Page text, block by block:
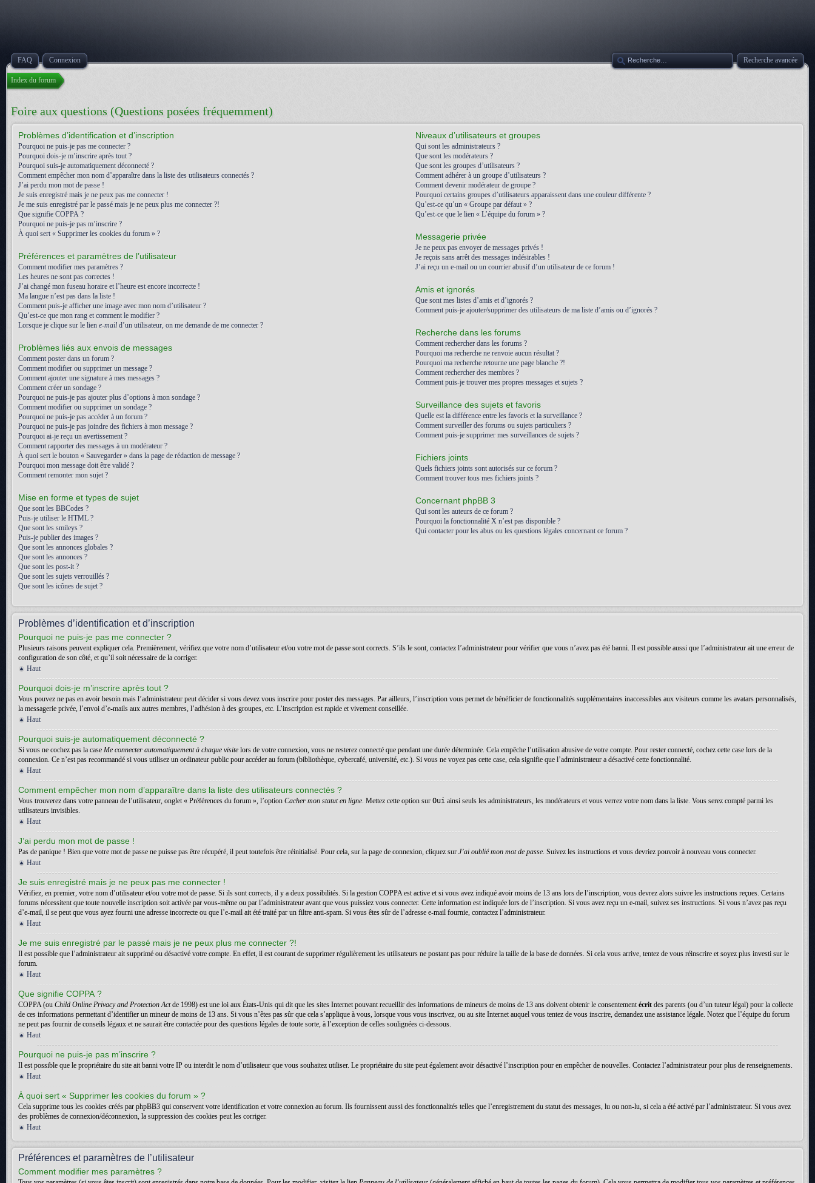
FAQ Connexion Recherche avancée
Index du forum
Foire aux questions (Questions posées fréquemment)
Problèmes d’identification et d’inscription
Pourquoi ne puis-je pas me connecter ?
Pourquoi dois-je m’inscrire après tout ?
Pourquoi suis-je automatiquement déconnecté ?
Comment empêcher mon nom d’apparaître dans la liste des utilisateurs connectés ?
J’ai perdu mon mot de passe !
Je suis enregistré mais je ne peux pas me connecter !
Je me suis enregistré par le passé mais je ne peux plus me connecter ?!
Que signifie COPPA ?
Pourquoi ne puis-je pas m’inscrire ?
À quoi sert « Supprimer les cookies du forum » ?
Préférences et paramètres de l’utilisateur
Comment modifier mes paramètres ?
Les heures ne sont pas correctes !
J’ai changé mon fuseau horaire et l’heure est encore incorrecte !
Ma langue n’est pas dans la liste !
Comment puis-je afficher une image avec mon nom d’utilisateur ?
Qu’est-ce que mon rang et comment le modifier ?
Lorsque je clique sur le lien e-mail d’un utilisateur, on me demande de me connecter ?
Problèmes liés aux envois de messages
Comment poster dans un forum ?
Comment modifier ou supprimer un message ?
Comment ajouter une signature à mes messages ?
Comment créer un sondage ?
Pourquoi ne puis-je pas ajouter plus d’options à mon sondage ?
Comment modifier ou supprimer un sondage ?
Pourquoi ne puis-je pas accéder à un forum ?
Pourquoi ne puis-je pas joindre des fichiers à mon message ?
Pourquoi ai-je reçu un avertissement ?
Comment rapporter des messages à un modérateur ?
À quoi sert le bouton « Sauvegarder » dans la page de rédaction de message ?
Pourquoi mon message doit être validé ?
Comment remonter mon sujet ?
Mise en forme et types de sujet
Que sont les BBCodes ?
Puis-je utiliser le HTML ?
Que sont les smileys ?
Puis-je publier des images ?
Que sont les annonces globales ?
Que sont les annonces ?
Que sont les post-it ?
Que sont les sujets verrouillés ?
Que sont les icônes de sujet ?
Niveaux d’utilisateurs et groupes
Qui sont les administrateurs ?
Que sont les modérateurs ?
Que sont les groupes d’utilisateurs ?
Comment adhérer à un groupe d’utilisateurs ?
Comment devenir modérateur de groupe ?
Pourquoi certains groupes d’utilisateurs apparaissent dans une couleur différente ?
Qu’est-ce qu’un « Groupe par défaut » ?
Qu’est-ce que le lien « L’équipe du forum » ?
Messagerie privée
Je ne peux pas envoyer de messages privés !
Je reçois sans arrêt des messages indésirables !
J’ai reçu un e-mail ou un courrier abusif d’un utilisateur de ce forum !
Amis et ignorés
Que sont mes listes d’amis et d’ignorés ?
Comment puis-je ajouter/supprimer des utilisateurs de ma liste d’amis ou d’ignorés ?
Recherche dans les forums
Comment rechercher dans les forums ?
Pourquoi ma recherche ne renvoie aucun résultat ?
Pourquoi ma recherche retourne une page blanche ?!
Comment rechercher des membres ?
Comment puis-je trouver mes propres messages et sujets ?
Surveillance des sujets et favoris
Quelle est la différence entre les favoris et la surveillance ?
Comment surveiller des forums ou sujets particuliers ?
Comment puis-je supprimer mes surveillances de sujets ?
Fichiers joints
Quels fichiers joints sont autorisés sur ce forum ?
Comment trouver tous mes fichiers joints ?
Concernant phpBB 3
Qui sont les auteurs de ce forum ?
Pourquoi la fonctionnalité X n’est pas disponible ?
Qui contacter pour les abus ou les questions légales concernant ce forum ?
Problèmes d’identification et d’inscription
Pourquoi ne puis-je pas me connecter ?
Plusieurs raisons peuvent expliquer cela. Premièrement, vérifiez que votre nom d’utilisateur et/ou votre mot de passe sont corrects. S’ils le sont, contactez l’administrateur pour vérifier que vous n’avez pas été banni. Il est possible aussi que l’administrateur ait une erreur de
configuration de son côté, et qu’il soit nécessaire de la corriger.
Haut
Pourquoi dois-je m’inscrire après tout ?
Vous pouvez ne pas en avoir besoin mais l’administrateur peut décider si vous devez vous inscrire pour poster des messages. Par ailleurs, l’inscription vous permet de bénéficier de fonctionnalités supplémentaires inaccessibles aux visiteurs comme les avatars personnalisés,
la messagerie privée, l’envoi d’e-mails aux autres membres, l’adhésion à des groupes, etc. L’inscription est rapide et vivement conseillée.
Haut
Pourquoi suis-je automatiquement déconnecté ?
Si vous ne cochez pas la case Me connecter automatiquement à chaque visite lors de votre connexion, vous ne resterez connecté que pendant une durée déterminée. Cela empêche l’utilisation abusive de votre compte. Pour rester connecté, cochez cette case lors de la
connexion. Ce n’est pas recommandé si vous utilisez un ordinateur public pour accéder au forum (bibliothèque, cybercafé, université, etc.). Si vous ne voyez pas cette case, cela signifie que l’administrateur a désactivé cette fonctionnalité.
Haut
Comment empêcher mon nom d’apparaître dans la liste des utilisateurs connectés ?
Vous trouverez dans votre panneau de l’utilisateur, onglet « Préférences du forum », l’option Cacher mon statut en ligne. Mettez cette option sur Oui ainsi seuls les administrateurs, les modérateurs et vous verrez votre nom dans la liste. Vous serez compté parmi les
utilisateurs invisibles.
Haut
J’ai perdu mon mot de passe !
Pas de panique ! Bien que votre mot de passe ne puisse pas être récupéré, il peut toutefois être réinitialisé. Pour cela, sur la page de connexion, cliquez sur J’ai oublié mon mot de passe. Suivez les instructions et vous devriez pouvoir à nouveau vous connecter.
Haut
Je suis enregistré mais je ne peux pas me connecter !
Vérifiez, en premier, votre nom d’utilisateur et/ou votre mot de passe. Si ils sont corrects, il y a deux possibilités. Si la gestion COPPA est active et si vous avez indiqué avoir moins de 13 ans lors de l’inscription, vous devrez alors suivre les instructions reçues. Certains
forums nécessitent que toute nouvelle inscription soit activée par vous-même ou par l’administrateur avant que vous puissiez vous connecter. Cette information est indiquée lors de l’inscription. Si vous avez reçu un e-mail, suivez ses instructions. Si vous n’avez pas reçu
d’e-mail, il se peut que vous ayez fourni une adresse incorrecte ou que l’e-mail ait été traité par un filtre anti-spam. Si vous êtes sûr de l’adresse e-mail fournie, contactez l’administrateur.
Haut
Je me suis enregistré par le passé mais je ne peux plus me connecter ?!
Il est possible que l’administrateur ait supprimé ou désactivé votre compte. En effet, il est courant de supprimer régulièrement les utilisateurs ne postant pas pour réduire la taille de la base de données. Si cela vous arrive, tentez de vous réinscrire et soyez plus investi sur le
forum.
Haut
Que signifie COPPA ?
COPPA (ou Child Online Privacy and Protection Actde 1998) est une loi aux États-Unis qui dit que les sites Internet pouvant recueillir des informations de mineurs de moins de 13 ans doivent obtenir le consentementécrit des parents (ou d’un tuteur légal) pour la collecte
de ces informations permettant d’identifier un mineur de moins de 13 ans. Si vous n’êtes pas sûr que cela s’applique à vous, lorsque vous vous inscrivez, ou au site Internet auquel vous tentez de vous inscrire, demandez une assistance légale. Notez que l’équipe du forum
ne peut pas fournir de conseils légaux et ne saurait être contactée pour des questions légales de toute sorte, à l’exception de celles soulignées ci-dessous.
Haut
Pourquoi ne puis-je pas m’inscrire ?
Il est possible que le propriétaire du site ait banni votre IP ou interdit le nom d’utilisateur que vous souhaitez utiliser. Le propriétaire du site peut également avoir désactivé l’inscription pour en empêcher de nouvelles. Contactez l’administrateur pour plus de renseignements.
Haut
À quoi sert « Supprimer les cookies du forum » ?
Cela supprime tous les cookies créés par phpBB3 qui conservent votre identification et votre connexion au forum. Ils fournissent aussi des fonctionnalités telles que l’enregistrement du statut des messages, lu ou non-lu, si cela a été activé par l’administrateur. Si vous avez
des problèmes de connexion/déconnexion, la suppression des cookies peut les corriger.
Haut
Préférences et paramètres de l’utilisateur
Comment modifier mes paramètres ?